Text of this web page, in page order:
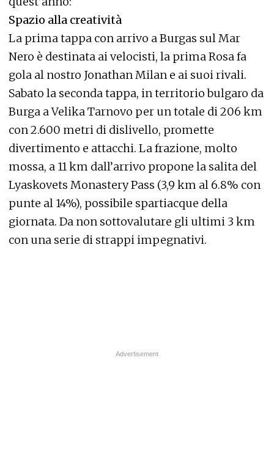
Spazio alla creatività
La prima tappa con arrivo a Burgas sul Mar
Nero è destinata ai velocisti, la prima Rosa fa
gola al nostro Jonathan Milan e ai suoi rivali.
Sabato la seconda tappa, in territorio bulgaro da
Burga a Velika Tarnovo per un totale di 206 km
con 2.600 metri di dislivello, promette
divertimento e attacchi. La frazione, molto
mossa, a 11 km dall’arrivo propone la salita del
Lyaskovets Monastery Pass (3,9 km al 6.8% con
punte al 14%), possibile spartiacque della
giornata. Da non sottovalutare gli ultimi 3 km
con una serie di strappi impegnativi.